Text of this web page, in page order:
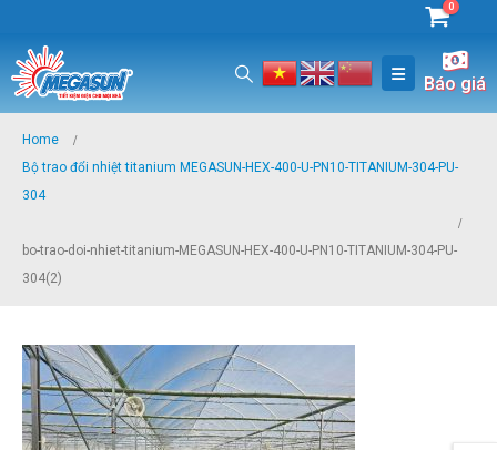
0
Báo giá
Home
Bộ trao đổi nhiệt titanium MEGASUN-HEX-400-U-PN10-TITANIUM-304-PU-
304
bo-trao-doi-nhiet-titanium-MEGASUN-HEX-400-U-PN10-TITANIUM-304-PU-
304(2)